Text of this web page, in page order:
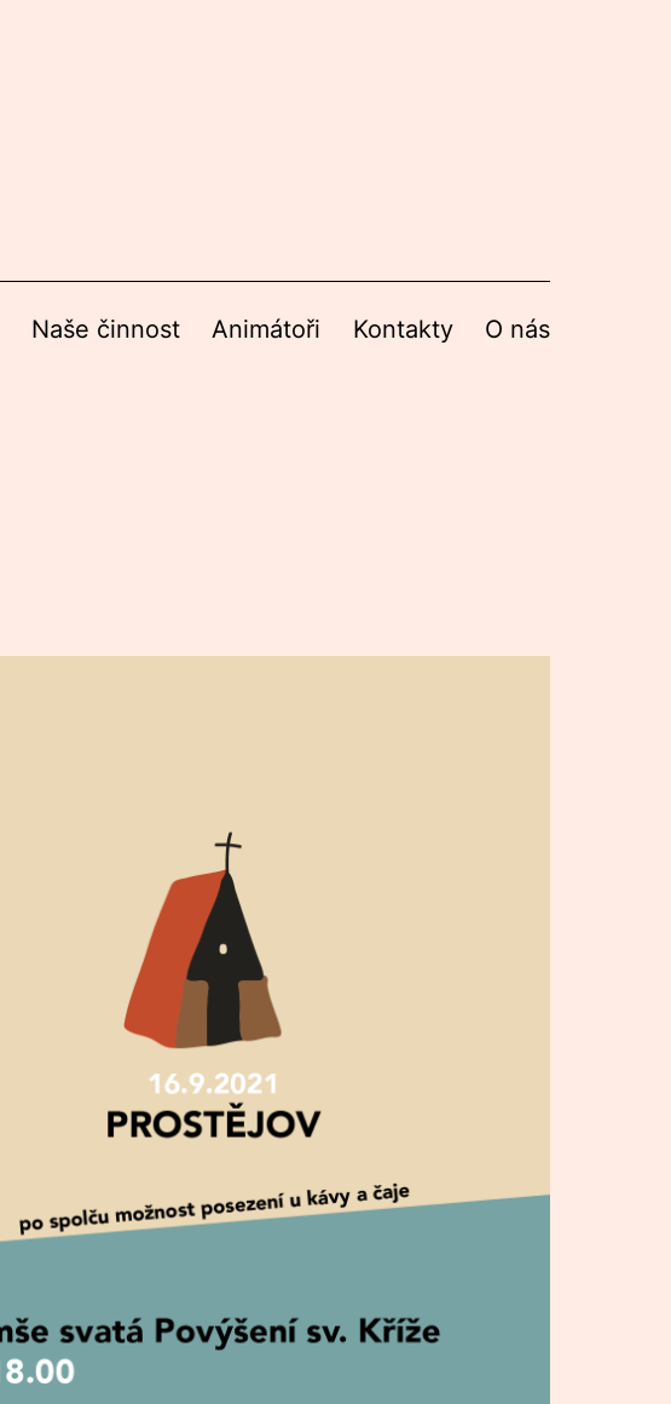
Naše činnost Animátoři Kontakty O nás